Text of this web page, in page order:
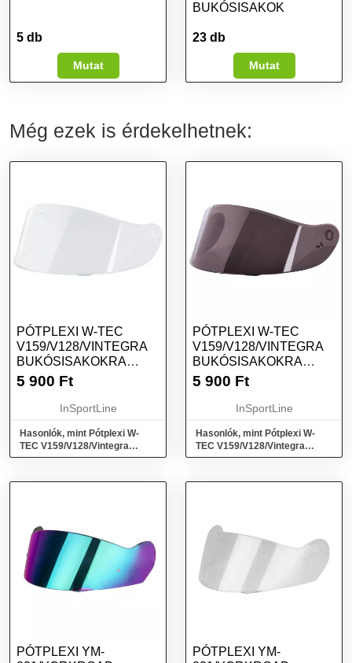
5 db
Mutat
BUKÓSISAKOK
23 db
Mutat
Még ezek is érdekelhetnek:
PÓTPLEXI W-TEC
V159/V128/VINTEGRA
BUKÓSISAKOKRA
ÁTTETSZŐ
5 900 Ft
InSportLine
Hasonlók, mint Pótplexi W-
TEC V159/V128/Vintegra
bukósisakokra Áttetsző
PÓTPLEXI W-TEC
V159/V128/VINTEGRA
BUKÓSISAKOKRA
TÓNUSOS
5 900 Ft
InSportLine
Hasonlók, mint Pótplexi W-
TEC V159/V128/Vintegra
bukósisakokra Tónusos
PÓTPLEXI YM-
PÓTPLEXI YM-